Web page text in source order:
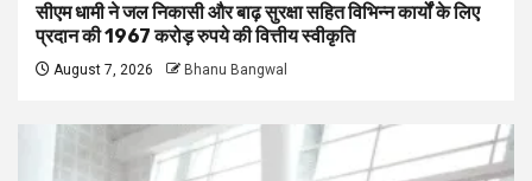
सीएम धामी ने जल निकासी और बाढ़ सुरक्षा सहित विभिन्न कार्यों के लिए
प्रदान की 1967 करोड़ रुपये की वित्तीय स्वीकृति
August 7, 2026 Bhanu Bangwal